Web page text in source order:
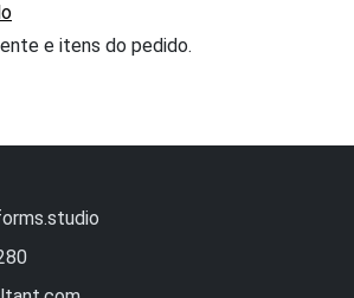
e itens do pedido.